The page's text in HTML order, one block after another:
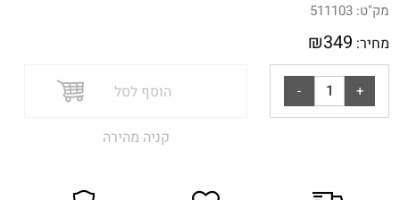
מק"ט: 511103
מחיר: ₪349
הוסף לסל
קניה מהירה